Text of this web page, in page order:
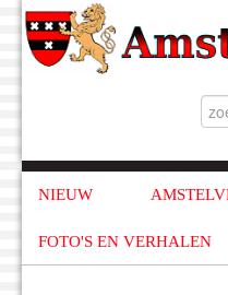
NIEUW
FOTO'S EN VERHALEN